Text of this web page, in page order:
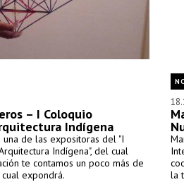
– I Coloquio
Indígena
una de las expositoras del "I
Indígena", del cual
te contamos un poco más de
expondrá.
la